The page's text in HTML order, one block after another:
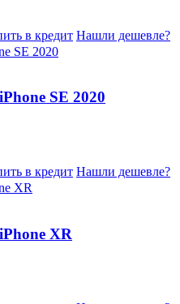
в кредит Нашли дешевле?
SE 2020
в кредит Нашли дешевле?
XR